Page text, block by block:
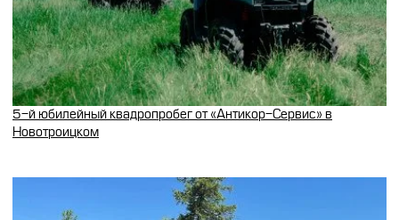
5-й юбилейный квадропробег от «Антикор-Сервис» в
Новотроицком